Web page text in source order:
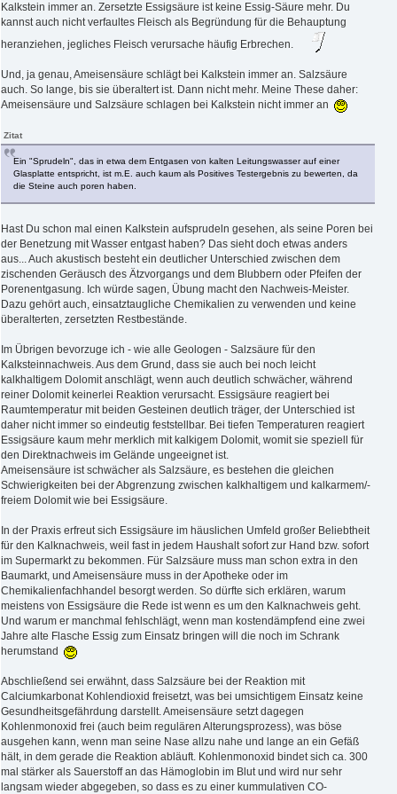
Kalkstein immer an. Zersetzte Essigsäure ist keine Essig-Säure mehr. Du
kannst auch nicht verfaultes Fleisch als Begründung für die Behauptung
heranziehen, jegliches Fleisch verursache häufig Erbrechen.
Und, ja genau, Ameisensäure schlägt bei Kalkstein immer an. Salzsäure
auch. So lange, bis sie überaltert ist. Dann nicht mehr. Meine These daher:
Ameisensäure und Salzsäure schlagen bei Kalkstein nicht immer an
Zitat
Ein "Sprudeln", das in etwa dem Entgasen von kalten Leitungswasser auf einer
Glasplatte entspricht, ist m.E. auch kaum als Positives Testergebnis zu bewerten, da
die Steine auch poren haben.
Hast Du schon mal einen Kalkstein aufsprudeln gesehen, als seine Poren bei
der Benetzung mit Wasser entgast haben? Das sieht doch etwas anders
aus... Auch akustisch besteht ein deutlicher Unterschied zwischen dem
zischenden Geräusch des Ätzvorgangs und dem Blubbern oder Pfeifen der
Porenentgasung. Ich würde sagen, Übung macht den Nachweis-Meister.
Dazu gehört auch, einsatztaugliche Chemikalien zu verwenden und keine
überalterten, zersetzten Restbestände.
Im Übrigen bevorzuge ich - wie alle Geologen - Salzsäure für den
Kalksteinnachweis. Aus dem Grund, dass sie auch bei noch leicht
kalkhaltigem Dolomit anschlägt, wenn auch deutlich schwächer, während
reiner Dolomit keinerlei Reaktion verursacht. Essigsäure reagiert bei
Raumtemperatur mit beiden Gesteinen deutlich träger, der Unterschied ist
daher nicht immer so eindeutig feststellbar. Bei tiefen Temperaturen reagiert
Essigsäure kaum mehr merklich mit kalkigem Dolomit, womit sie speziell für
den Direktnachweis im Gelände ungeeignet ist.
Ameisensäure ist schwächer als Salzsäure, es bestehen die gleichen
Schwierigkeiten bei der Abgrenzung zwischen kalkhaltigem und kalkarmem/-
freiem Dolomit wie bei Essigsäure.
In der Praxis erfreut sich Essigsäure im häuslichen Umfeld großer Beliebtheit
für den Kalknachweis, weil fast in jedem Haushalt sofort zur Hand bzw. sofort
im Supermarkt zu bekommen. Für Salzsäure muss man schon extra in den
Baumarkt, und Ameisensäure muss in der Apotheke oder im
Chemikalienfachhandel besorgt werden. So dürfte sich erklären, warum
meistens von Essigsäure die Rede ist wenn es um den Kalknachweis geht.
Und warum er manchmal fehlschlägt, wenn man kostendämpfend eine zwei
Jahre alte Flasche Essig zum Einsatz bringen will die noch im Schrank
herumstand
Abschließend sei erwähnt, dass Salzsäure bei der Reaktion mit
Calciumkarbonat Kohlendioxid freisetzt, was bei umsichtigem Einsatz keine
Gesundheitsgefährdung darstellt. Ameisensäure setzt dagegen
Kohlenmonoxid frei (auch beim regulären Alterungsprozess), was böse
ausgehen kann, wenn man seine Nase allzu nahe und lange an ein Gefäß
hält, in dem gerade die Reaktion abläuft. Kohlenmonoxid bindet sich ca. 300
mal stärker als Sauerstoff an das Hämoglobin im Blut und wird nur sehr
langsam wieder abgegeben, so dass es zu einer kummulativen CO-